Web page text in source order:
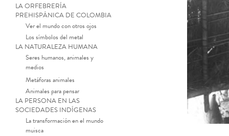
LA ORFEBRERÍA
PREHISPÁNICA DE COLOMBIA
Ver el mundo con otros ojos
Los símbolos del metal
LA NATURALEZA HUMANA
Seres humanos, animales y
medios
Metáforas animales
Animales para pensar
LA PERSONA EN LAS
SOCIEDADES INDÍGENAS
La transformación en el mundo
muisca